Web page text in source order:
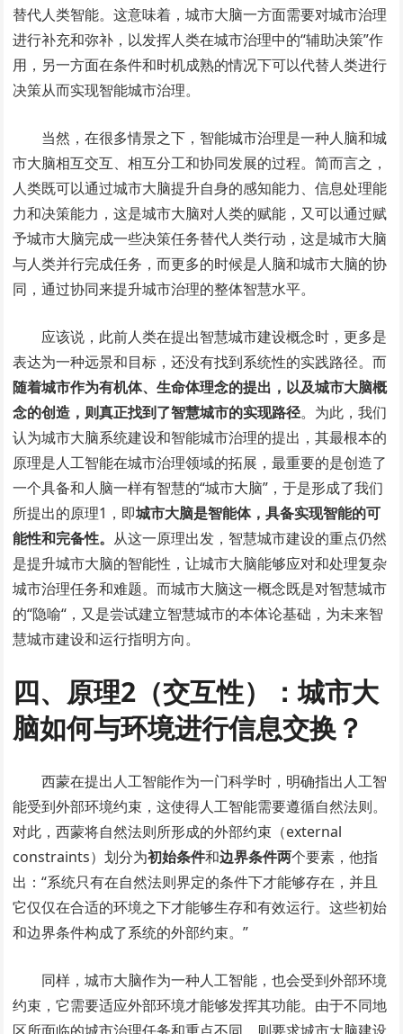
替代人类智能。这意味着，城市大脑一方面需要对城市治理
进行补充和弥补，以发挥人类在城市治理中的“辅助决策”作
用，另一方面在条件和时机成熟的情况下可以代替人类进行
决策从而实现智能城市治理。
当然，在很多情景之下，智能城市治理是一种人脑和城
市大脑相互交互、相互分工和协同发展的过程。简而言之，
人类既可以通过城市大脑提升自身的感知能力、信息处理能
力和决策能力，这是城市大脑对人类的赋能，又可以通过赋
予城市大脑完成一些决策任务替代人类行动，这是城市大脑
与人类并行完成任务，而更多的时候是人脑和城市大脑的协
同，通过协同来提升城市治理的整体智慧水平。
应该说，此前人类在提出智慧城市建设概念时，更多是
表达为一种远景和目标，还没有找到系统性的实践路径。而
随着城市作为有机体、生命体理念的提出，以及城市大脑概
念的创造，则真正找到了智慧城市的实现路径。为此，我们
认为城市大脑系统建设和智能城市治理的提出，其最根本的
原理是人工智能在城市治理领域的拓展，最重要的是创造了
一个具备和人脑一样有智慧的“城市大脑”，于是形成了我们
所提出的原理1，即城市大脑是智能体，具备实现智能的可
能性和完备性。 从这一原理出发，智慧城市建设的重点仍然
是提升城市大脑的智能性，让城市大脑能够应对和处理复杂
城市治理任务和难题。而城市大脑这一概念既是对智慧城市
的“隐喻“，又是尝试建立智慧城市的本体论基础，为未来智
慧城市建设和运行指明方向。
四、原理2（交互性）：城市大
脑如何与环境进行信息交换？
西蒙在提出人工智能作为一门科学时，明确指出人工智
能受到外部环境约束，这使得人工智能需要遵循自然法则。
对此，西蒙将自然法则所形成的外部约束（external
constraints）划分为初始条件和边界条件两个要素，他指
出：“系统只有在自然法则界定的条件下才能够存在，并且
它仅仅在合适的环境之下才能够生存和有效运行。这些初始
和边界条件构成了系统的外部约束。”
同样，城市大脑作为一种人工智能，也会受到外部环境
约束，它需要适应外部环境才能够发挥其功能。由于不同地